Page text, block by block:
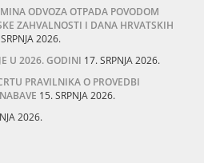
ODVOZA OTPADA POVODOM
ZAHVALNOSTI I DANA HRVATSKIH
2026.
U 2026. GODINI 17. SRPNJA 2026.
PRAVILNIKA O PROVEDBI
15. SRPNJA 2026.
2026.